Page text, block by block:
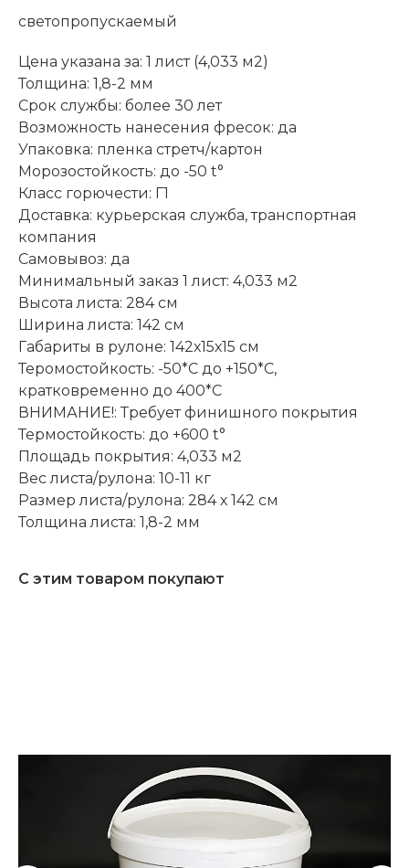
светопропускаемый
Цена указана за: 1 лист (4,033 м2)
Толщина: 1,8-2 мм
Срок службы: более 30 лет
Возможность нанесения фресок: да
Упаковка: пленка стретч/картон
Морозостойкость: до -50 t°
Класс горючести: Г1
Доставка: курьерская служба, транспортная
компания
Самовывоз: да
Минимальный заказ 1 лист: 4,033 м2
Высота листа: 284 см
Ширина листа: 142 см
Габариты в рулоне: 142х15х15 см
Теромостойкость: -50*С до +150*С,
кратковременно до 400*C
ВНИМАНИЕ!: Требует финишного покрытия
Термостойкость: до +600 t°
Площадь покрытия: 4,033 м2
Вес листа/рулона: 10-11 кг
Размер листа/рулона: 284 х 142 см
Толщина листа: 1,8-2 мм
С этим товаром покупают